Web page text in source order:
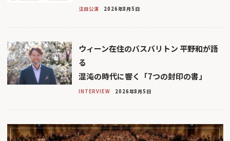
注目公演 2026年8月5日
ウィーン在住のバスバリトン 平野和が語
る
混沌の時代に響く「7つの封印の書」
INTERVIEW 2026年8月5日